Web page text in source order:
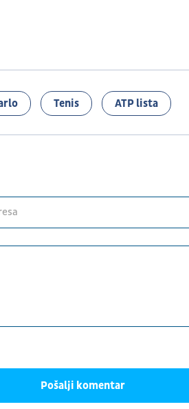
Tenis ATP lista
Pošalji komentar